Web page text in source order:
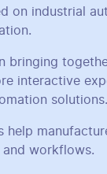
on industrial
bringing
interactive
solutions.
and workflows.